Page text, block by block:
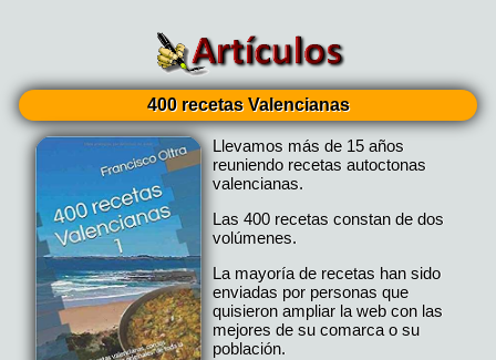
400 recetas Valencianas
Llevamos más de 15 años
reuniendo recetas autoctonas
valencianas.
Las 400 recetas constan de dos
volúmenes.
La mayoría de recetas han sido
enviadas por personas que
quisieron ampliar la web con las
mejores de su comarca o su
población.